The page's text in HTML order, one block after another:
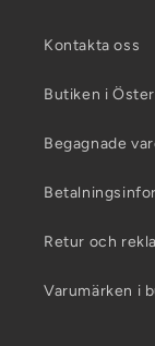
Kontakta oss
Butiken i
Begagnade
Retur och
Varumärken i